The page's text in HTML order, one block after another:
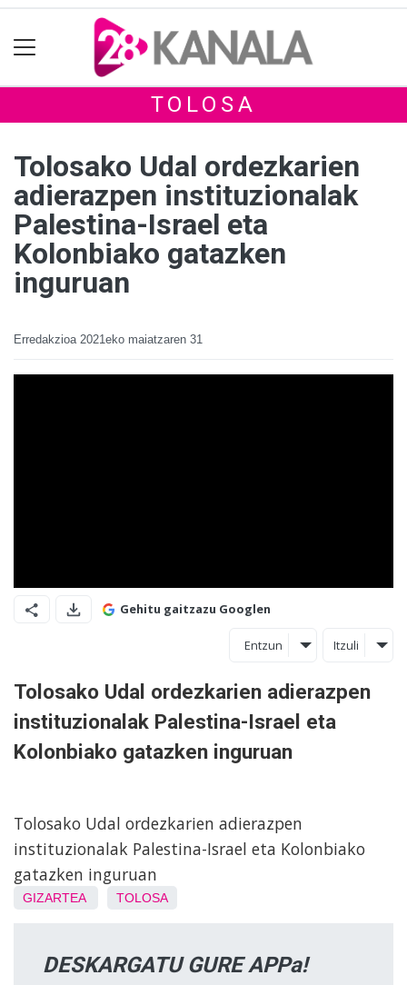
TOLOSA
Tolosako Udal ordezkarien
adierazpen instituzionalak
Palestina-Israel eta
Kolonbiako gatazken
inguruan
Erredakzioa 2021eko maiatzaren 31
Gehitu gaitzazu Googlen
Entzun Itzuli
Tolosako Udal ordezkarien adierazpen
instituzionalak Palestina-Israel eta
Kolonbiako gatazken inguruan
Tolosako Udal ordezkarien adierazpen
instituzionalak Palestina-Israel eta Kolonbiako
gatazken inguruan
GIZARTEA TOLOSA
DESKARGATU GURE APPa!